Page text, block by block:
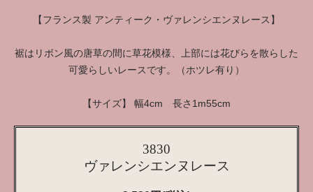
【フランス製 アンティーク・ヴァレンシエンヌレース】
裾はリボン風の唐草の間に草花模様、上部には花びらを散らした
可愛らしいレースです。（ホツレ有り）
【サイズ】 幅4cm 長さ1m55cm
3830
ヴァレンシエンヌレース